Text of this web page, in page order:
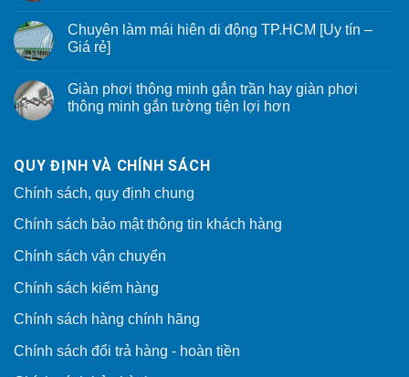
Chuyên làm mái hiên di động TP.HCM [Uy tín –
Giá rẻ]
Giàn phơi thông minh gắn trần hay giàn phơi
thông minh gắn tường tiện lợi hơn
QUY ĐỊNH VÀ CHÍNH SÁCH
Chính sách, quy định chung
Chính sách bảo mật thông tin khách hàng
Chính sách vận chuyển
Chính sách kiểm hàng
Chính sách hàng chính hãng
Chính sách đổi trả hàng - hoàn tiền